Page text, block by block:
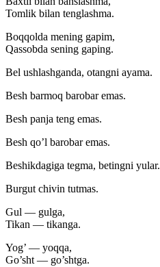
Tomlik bilan tenglashma.
Boqqolda mening gapim,
Qassobda sening gaping.
Bel ushlashganda, otangni ayama.
Besh barmoq barobar emas.
Besh panja teng emas.
Besh qo’l barobar emas.
Beshikdagiga tegma, betingni yular.
Burgut chivin tutmas.
Gul — gulga,
Tikan — tikanga.
Yog’ — yoqqa,
Go’sht — go’shtga.